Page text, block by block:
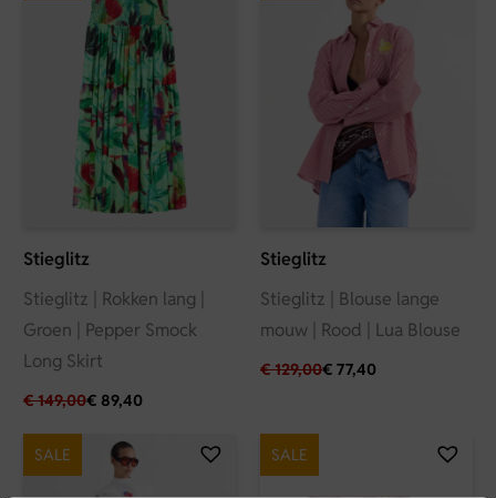
Stieglitz
Stieglitz | Rokken lang |
Groen | Pepper Smock
Long Skirt
€149,00€ 89,40
Stieglitz
Stieglitz | Blouse lange
mouw | Rood | Lua Blouse
€129,00€ 77,40
SALE SALE